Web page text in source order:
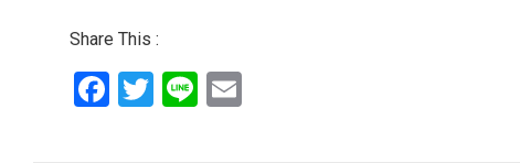
Share This :
Facebook
Twitter
Line